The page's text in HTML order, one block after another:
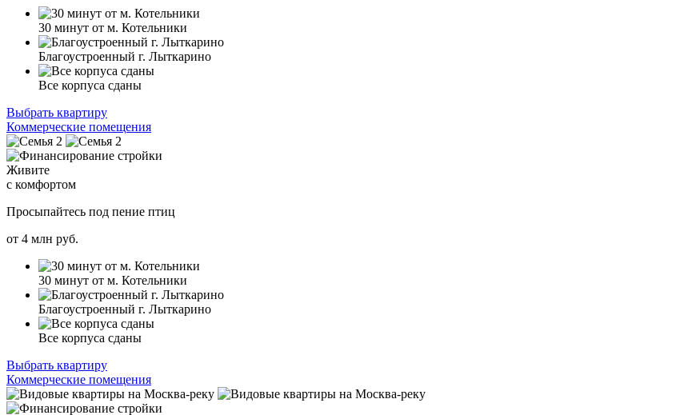
30 минут от м. Котельники
Благоустроенный г. Лыткарино
Все корпуса сданы
Выбрать квартиру
Коммерческие помещения
Живите
с комфортом
Просыпайтесь под пение птиц
от 4 млн руб.
30 минут от м. Котельники
Благоустроенный г. Лыткарино
Все корпуса сданы
Выбрать квартиру
Коммерческие помещения